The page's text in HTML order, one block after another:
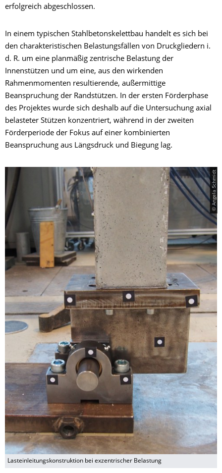
erfolgreich abgeschlossen.
In einem typischen Stahlbetonskelettbau handelt es sich bei
den charakteristischen Belastungsfällen von Druckgliedern i.
d. R. um eine planmäßig zentrische Belastung der
Innenstützen und um eine, aus den wirkenden
Rahmenmomenten resultierende, außermittige
Beanspruchung der Randstützen. In der ersten Förderphase
des Projektes wurde sich deshalb auf die Untersuchung axial
belasteter Stützen konzentriert, während in der zweiten
Förderperiode der Fokus auf einer kombinierten
Beanspruchung aus Längsdruck und Biegung lag.
© Angela Schmidt
Lasteinleitungskonstruktion bei exzentrischer Belastung